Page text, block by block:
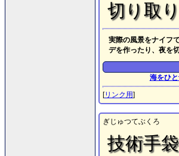
切り取
実際の風景をナイフ
デを作ったり、夜を
海をひ
[リンク用]
ぎじゅつてぶくろ
技術手袋